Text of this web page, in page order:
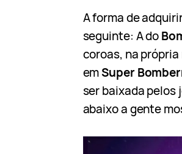
A forma de
seguinte: A do
coroas, na própria
emSuper
ser baixada pelos
abaixo a gente